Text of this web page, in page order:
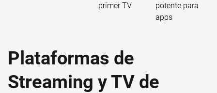
primer TV
potente para
apps
Plataformas de
Streaming y TV de